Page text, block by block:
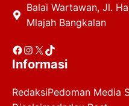
Balai Wartawan, Jl.
Mlajah Bangkalan
Facebook
Instagram
X TikTok
Informasi
RedaksiPedoman Media